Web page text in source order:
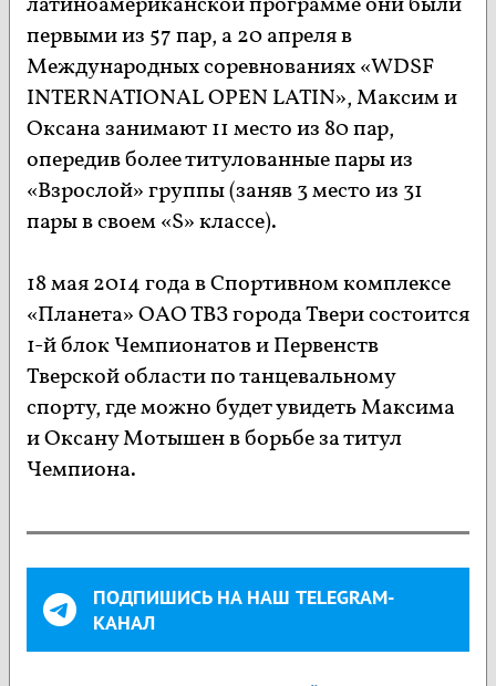
первыми из 57 пар, а 20 апреля в
Международных соревнованиях «WDSF
INTERNATIONAL OPEN LATIN», Максим и
Оксана занимают 11 место из 80 пар,
опередив более титулованные пары из
«Взрослой» группы (заняв 3 место из 31
пары в своем «S» классе).
18 мая 2014 года в Спортивном комплексе
«Планета» ОАО ТВЗ города Твери состоится
1-й блок Чемпионатов и Первенств
Тверской области по танцевальному
спорту, где можно будет увидеть Максима
и Оксану Мотышен в борьбе за титул
Чемпиона.
ПОДПИШИСЬ НА НАШ TELEGRAM-
КАНАЛ